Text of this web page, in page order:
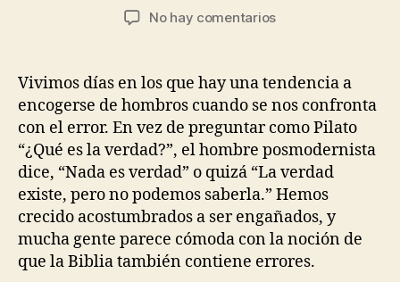
de
No hay comentariosen
Biblia
|
Inerrancia
|
¿Por
qué
es
importante
en
Vivimos días en los que hay una tendencia a
encogerse de hombros cuando se nos confronta
con el error. En vez de preguntar como Pilato
“¿Qué es la verdad?”, el hombre posmodernista
dice, “Nada es verdad” o quizá “La verdad
existe, pero no podemos saberla.” Hemos
crecido acostumbrados a ser engañados, y
mucha gente parece cómoda con la noción de
que la Biblia también contiene errores.